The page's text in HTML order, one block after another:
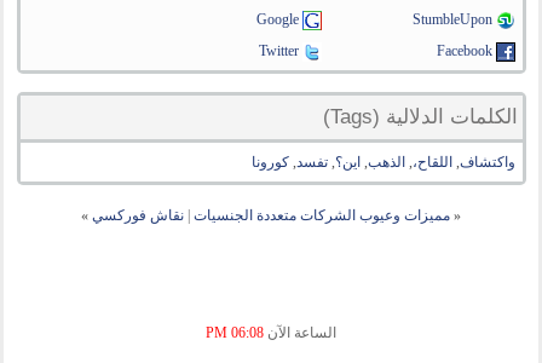
StumbleUpon
Google
Facebook
Twitter
الكلمات الدلالية (Tags)
واكتشاف, اللقاح،, الذهب, اين؟,تفسد,كورونا
« مميزات وعيوب الشركات متعددة الجنسيات نقاش فوركسي »
الساعة الآن 06:08 PM